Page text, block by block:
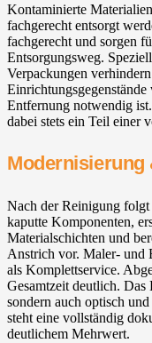
Kontaminierte
fachgerecht entsorgt
fachgerecht und sorgen
Entsorgungsweg.
Verpackungen
Entfernung notwendig
dabei stets ein Teil einer
Modernisierung
Nach der Reinigung folgt
kaputte Komponenten,
Materialschichten und
Anstrich vor. Maler- und
als Komplettservice.
Gesamtzeit deutlich. Das
sondern auch optisch
steht eine vollständig
deutlichem Mehrwert.